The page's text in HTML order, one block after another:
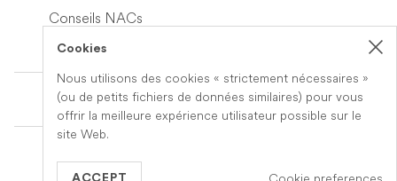
Cookies
Nous utilisons des cookies « strictement nécessaires »
(ou de petits fichiers de données similaires) pour vous
offrir la meilleure expérience utilisateur possible sur le
site Web.
ACCEPT
Conseils NACs
Terms of Service